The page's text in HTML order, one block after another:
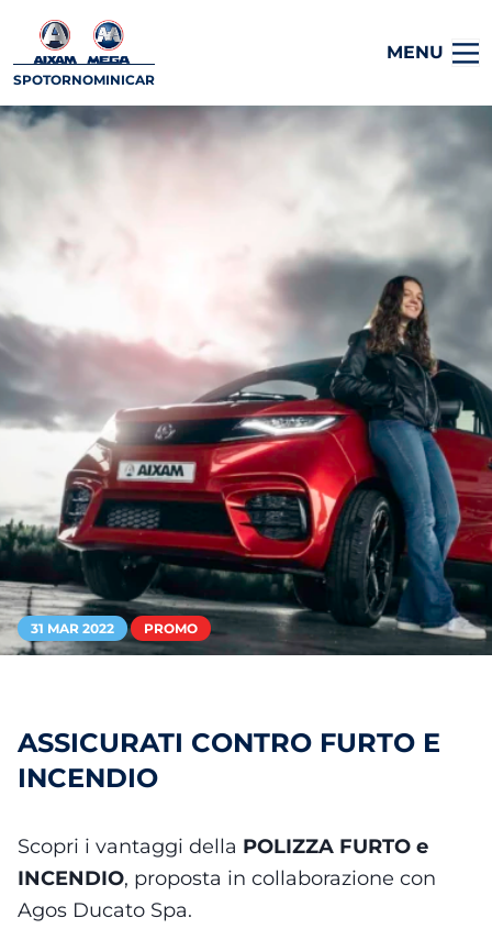
SPOTORNOMINICAR
MENU
31 MAR 2022 PROMO
ASSICURATI CONTRO FURTO E
INCENDIO
Scopri i vantaggi della POLIZZA FURTO e
INCENDIO, proposta in collaborazione con
Agos Ducato Spa.